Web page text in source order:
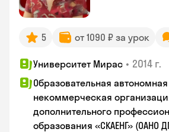
5 от 1090 ₽ за урок
Университет Мирас • 2014 г.
Образовательная автономная
некоммерческая
дополнительного
образования «СКАЕНГ» (ОАНО